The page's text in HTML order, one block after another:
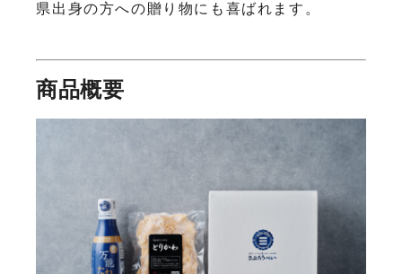
県出身の方への贈り物にも喜ばれます。
商品概要